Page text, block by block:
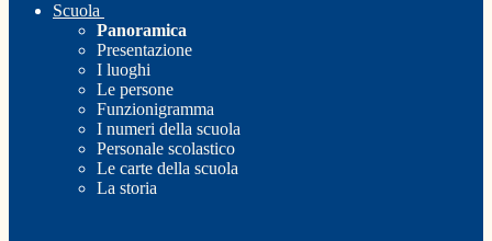
Scuola
Panoramica
Presentazione
I luoghi
Le persone
Funzionigramma
I numeri della scuola
Personale scolastico
Le carte della scuola
La storia